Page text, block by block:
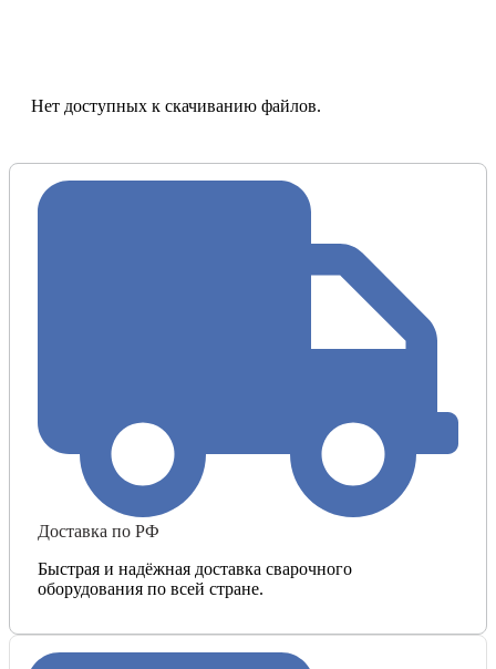
Нет доступных к скачиванию файлов.
Доставка по РФ
Быстрая и надёжная доставка сварочного
оборудования по всей стране.